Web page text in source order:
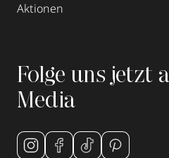
Aktionen
Folge uns jetzt
Media